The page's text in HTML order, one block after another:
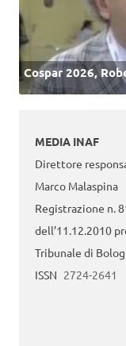
Cospar 2026,
MEDIA INAF
Direttore
Marco Malaspina
Registrazione n.
dell’11.12.2010
Tribunale di
ISSN 2724-2641